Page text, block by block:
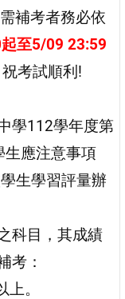
補考者務必依
至5/09 23:59
考試順利!
學112學年度第
生應注意事項
生學習評量辦
科目，其成績
考：
。